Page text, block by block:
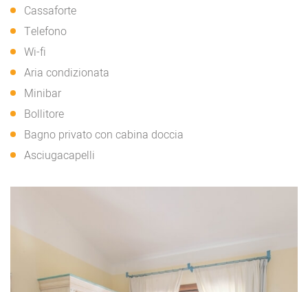
Cassaforte
Telefono
Wi-fi
Aria condizionata
Minibar
Bollitore
Bagno privato con cabina doccia
Asciugacapelli